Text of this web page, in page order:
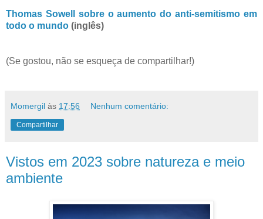
Thomas Sowell sobre o aumento do anti-semitismo em
todo o mundo (inglês)
(Se gostou, não se esqueça de compartilhar!)
Momergil às 17:56 Nenhum comentário:
Compartilhar
Vistos em 2023 sobre natureza e meio
ambiente